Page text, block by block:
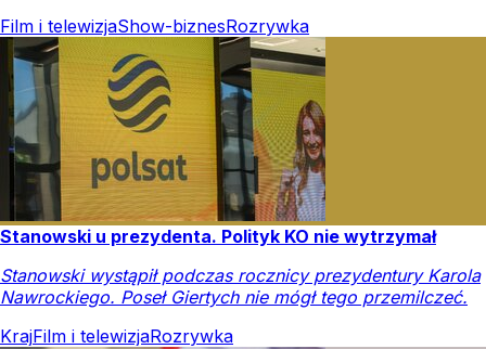
Film i telewizjaShow-biznesRozrywka
Stanowski u prezydenta. Polityk KO nie wytrzymał
Stanowski wystąpił podczas rocznicy prezydentury Karola
Nawrockiego. Poseł Giertych nie mógł tego przemilczeć.
KrajFilm i telewizjaRozrywka